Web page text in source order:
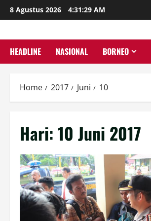
Skip
to
8 Agustus 2026 4:31:29 AM
HEADLINE NASIONAL BORNEO
Home 2017 Juni 10
Hari:10 Juni 2017